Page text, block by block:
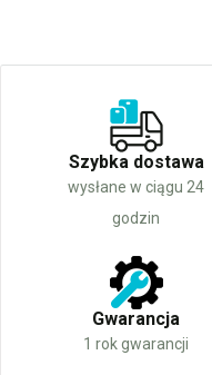
Szybka dostawa
wysłane w ciągu 24
godzin
Gwarancja
1 rok gwarancji